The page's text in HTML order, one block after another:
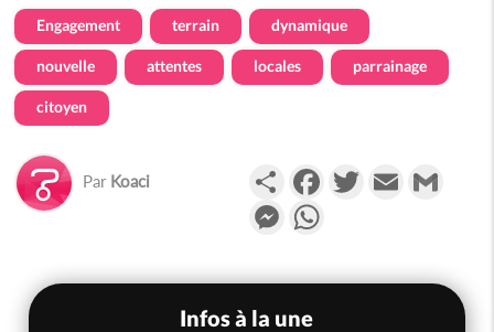
Engagement terrain dynamique
nouvelle attentes locales parrainage
citoyen
Par Koaci PartagerFacebookTwitterEmail
Messenger
Infos à la une